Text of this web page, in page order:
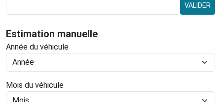
VALIDER
Estimation manuelle
Année du véhicule
Mois du véhicule